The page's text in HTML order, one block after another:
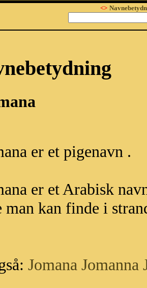
<>
er et pigenavn .
er et Arabisk
man kan finde i
Jomana Jomanna